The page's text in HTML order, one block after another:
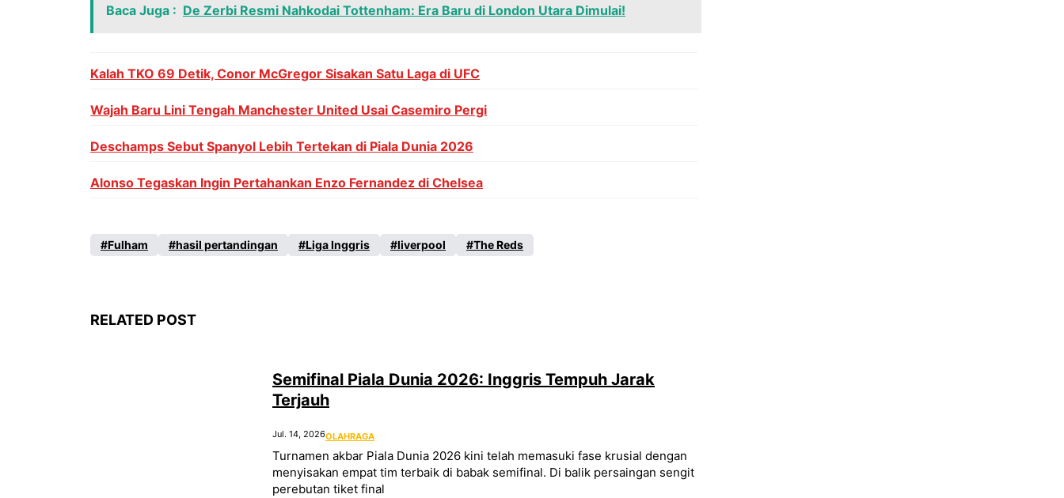
Baca Juga : De Zerbi Resmi Nahkodai Tottenham: Era Baru di London Utara Dimulai!
Kalah TKO 69 Detik, Conor McGregor Sisakan Satu Laga di UFC
Wajah Baru Lini Tengah Manchester United Usai Casemiro Pergi
Deschamps Sebut Spanyol Lebih Tertekan di Piala Dunia 2026
Alonso Tegaskan Ingin Pertahankan Enzo Fernandez di Chelsea
Fulham hasil pertandingan Liga Inggris liverpool The Reds
RELATED POST
Semifinal Piala Dunia 2026: Inggris Tempuh Jarak
Terjauh
Jul. 14, 2026OLAHRAGA
Turnamen akbar Piala Dunia 2026 kini telah memasuki fase krusial dengan
menyisakan empat tim terbaik di babak semifinal. Di balik persaingan sengit
perebutan tiket final